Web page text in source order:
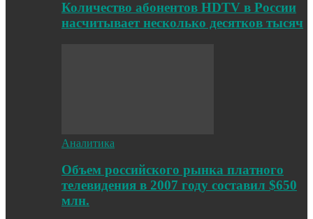
Количество абонентов HDTV в России
насчитывает несколько десятков тысяч
Аналитика
Объем российского рынка платного
телевидения в 2007 году составил $650
млн.